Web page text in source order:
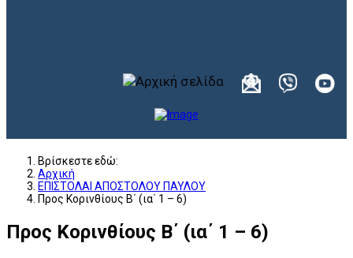
Βρίσκεστε εδώ:
Αρχική
ΕΠΙΣΤΟΛΑΙ ΑΠΟΣΤΟΛΟΥ ΠΑΥΛΟΥ
Προς Κορινθίους Β΄ (ια΄ 1 – 6)
Προς Κορινθίους Β΄ (ια΄ 1 – 6)